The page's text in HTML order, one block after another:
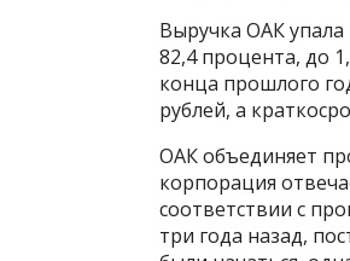
Выручка ОАК
82,4 процента, до
конца прошлого
рублей, а
ОАК объединяет
корпорация
соответствии с
три года назад,